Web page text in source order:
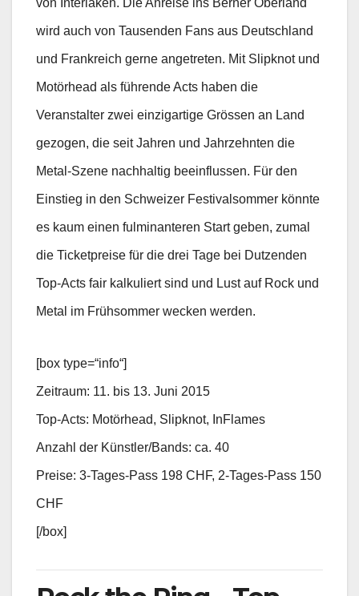
von Interlaken. Die Anreise ins Berner Oberland
wird auch von Tausenden Fans aus Deutschland
und Frankreich gerne angetreten. Mit Slipknot und
Motörhead als führende Acts haben die
Veranstalter zwei einzigartige Grössen an Land
gezogen, die seit Jahren und Jahrzehnten die
Metal-Szene nachhaltig beeinflussen. Für den
Einstieg in den Schweizer Festivalsommer könnte
es kaum einen fulminanteren Start geben, zumal
die Ticketpreise für die drei Tage bei Dutzenden
Top-Acts fair kalkuliert sind und Lust auf Rock und
Metal im Frühsommer wecken werden.
[box type=“info“]
Zeitraum: 11. bis 13. Juni 2015
Top-Acts: Motörhead, Slipknot, InFlames
Anzahl der Künstler/Bands: ca. 40
Preise: 3-Tages-Pass 198 CHF, 2-Tages-Pass 150
CHF
[/box]